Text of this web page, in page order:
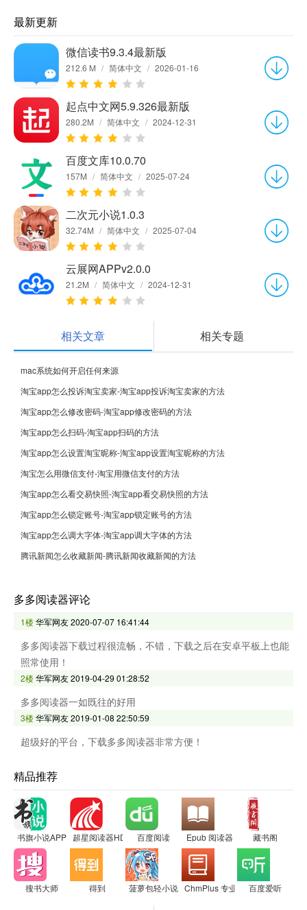
最新更新
微信读书9.3.4最新版
212.6 M / 简体中文 / 2026-01-16
起点中文网5.9.326最新版
280.2M / 简体中文 / 2024-12-31
百度文库10.0.70
157M / 简体中文 / 2025-07-24
二次元小说1.0.3
32.74M / 简体中文 / 2025-07-04
云展网APPv2.0.0
21.2M / 简体中文 / 2024-12-31
相关文章 相关专题
mac系统如何开启任何来源
淘宝app怎么投诉淘宝卖家-淘宝app投诉淘宝卖家的方法
淘宝app怎么修改密码-淘宝app修改密码的方法
淘宝app怎么扫码-淘宝app扫码的方法
淘宝app怎么设置淘宝昵称-淘宝app设置淘宝昵称的方法
淘宝怎么用微信支付-淘宝用微信支付的方法
淘宝app怎么看交易快照-淘宝app看交易快照的方法
淘宝app怎么锁定账号-淘宝app锁定账号的方法
淘宝app怎么调大字体-淘宝app调大字体的方法
腾讯新闻怎么收藏新闻-腾讯新闻收藏新闻的方法
多多阅读器评论
1楼华军网友2020-07-07 16:41:44
多多阅读器下载过程很流畅，不错，下载之后在安卓平板上也能
照常使用！
2楼华军网友2019-04-29 01:28:52
多多阅读器一如既往的好用
3楼华军网友2019-01-08 22:50:59
超级好的平台，下载多多阅读器非常方便！
精品推荐
书旗小说APP 超星阅读器HD 百度阅读 Epub 阅读器 藏书阁
搜书大师 得到 菠萝包轻小说 ChmPlus 专业版 - CHM 阅读器
百度爱听